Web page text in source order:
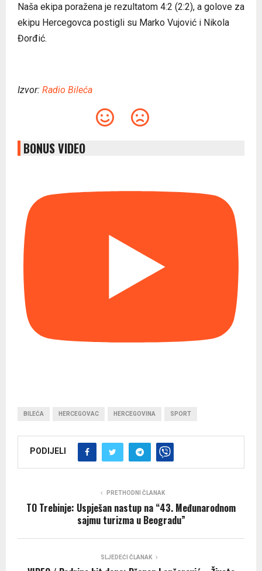
Naša ekipa poražena je rezultatom 4:2 (2:2), a golove za
ekipu Hercegovca postigli su Marko Vujović i Nikola
Đorđić.
Izvor: Radio Bileća
BONUS VIDEO
BILEĆA HERCEGOVAC HERCEGOVINA SPORT
PODIJELI
PRETHODNI ČLANAK
TO Trebinje: Uspješan nastup na “43. Međunarodnom
sajmu turizma u Beogradu”
SLJEDEĆI ČLANAK